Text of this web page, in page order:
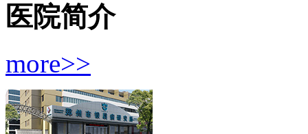
医院简介
more>>